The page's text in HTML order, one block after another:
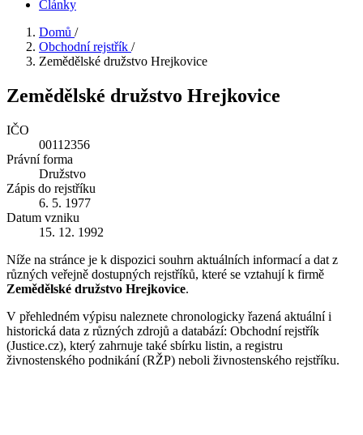
Články
Domů /
Obchodní rejstřík /
Zemědělské družstvo Hrejkovice
Zemědělské družstvo Hrejkovice
IČO
00112356
Právní forma
Družstvo
Zápis do rejstříku
6. 5. 1977
Datum vzniku
15. 12. 1992
Níže na stránce je k dispozici souhrn aktuálních informací a dat z
různých veřejně dostupných rejstříků, které se vztahují k firmě
Zemědělské družstvo Hrejkovice.
V přehledném výpisu naleznete chronologicky řazená aktuální i
historická data z různých zdrojů a databází: Obchodní rejstřík
(Justice.cz), který zahrnuje také sbírku listin, a registru
živnostenského podnikání (RŽP) neboli živnostenského rejstříku.